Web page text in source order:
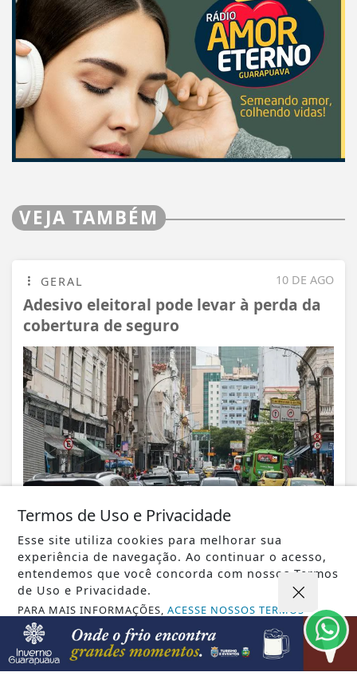
VEJA TAMBÉM
10 DE AGO
GERAL
Adesivo eleitoral pode levar à perda da
cobertura de seguro
VISUALIZAR
10 DE AGO
EDUCAÇÃO
Alunos do Prouni podem solicitar bolsa
Termos de Uso e Privacidade
Esse site utiliza cookies para melhorar sua
experiência de navegação. Ao continuar o acesso,
entendemos que você concorda com nossos Termos
de Uso e Privacidade.
PARA MAIS INFORMAÇÕES,ACESSE NOSSOS TERMOS
CLICANDO AQUI
PROSSEGUIR